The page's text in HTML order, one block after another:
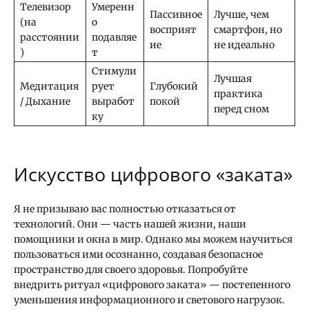
Телевизор
(на
расстоянии
)
Умеренн
о
подавляе
т
Пассивное
восприят
ие
Лучше, чем
смартфон, но
не идеально
Медитация
/ Дыхание
Стимули
рует
выработ
ку
Глубокий
покой
Лучшая
практика
перед сном
Искусство цифрового «заката»
Я не призываю вас полностью отказаться от
технологий. Они — часть нашей жизни, наши
помощники и окна в мир. Однако мы можем научиться
пользоваться ими осознанно, создавая безопасное
пространство для своего здоровья. Попробуйте
внедрить ритуал «цифрового заката» — постепенного
уменьшения информационного и светового нагрузок.